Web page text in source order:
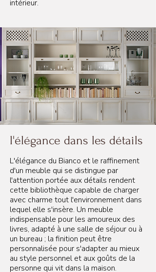
intérieur.
l'élégance dans les détails
L'élégance du Bianco et le raffinement
d'un meuble qui se distingue par
l'attention portée aux détails rendent
cette bibliothèque capable de charger
avec charme tout l'environnement dans
lequel elle s'insère. Un meuble
indispensable pour les amoureux des
livres, adapté à une salle de séjour ou à
un bureau ; la finition peut être
personnalisée pour s'adapter au mieux
au style personnel et aux goûts de la
personne qui vit dans la maison.